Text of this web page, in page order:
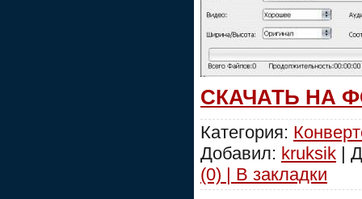
СКАЧАТЬ НА
Категория:
Добавил: kruksik |
(0) | В закладки